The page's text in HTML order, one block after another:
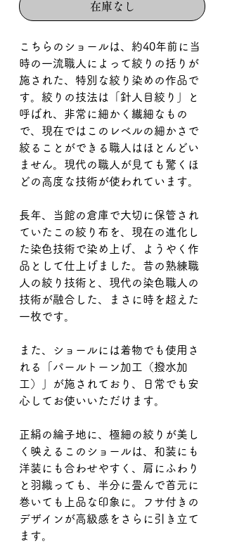
在庫なし
こちらのショールは、約40年前に当
時の一流職人によって絞りの括りが
施された、特別な絞り染めの作品で
す。絞りの技法は「針人目絞り」と
呼ばれ、非常に細かく繊細なもの
で、現在ではこのレベルの細かさで
絞ることができる職人はほとんどい
ません。現代の職人が見ても驚くほ
どの高度な技術が使われています。
長年、当館の倉庫で大切に保管され
ていたこの絞り布を、現在の進化し
た染色技術で染め上げ、ようやく作
品として仕上げました。昔の熟練職
人の絞り技術と、現代の染色職人の
技術が融合した、まさに時を超えた
一枚です。
また、ショールには着物でも使用さ
れる「パールトーン加工（撥水加
工）」が施されており、日常でも安
心してお使いいただけます。
正絹の綸子地に、極細の絞りが美し
く映えるこのショールは、和装にも
洋装にも合わせやすく、肩にふわり
と羽織っても、半分に畳んで首元に
巻いても上品な印象に。フサ付きの
デザインが高級感をさらに引き立て
ます。